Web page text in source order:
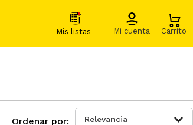
Relevancia